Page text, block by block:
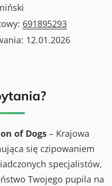
691895293
12.01.2026
of Dogs– Krajowa
się czipowaniem
specjalistów,
Twojego pupila na